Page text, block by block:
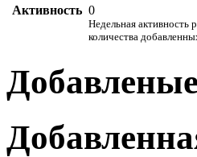
Активность 0
Недельная активность
количества